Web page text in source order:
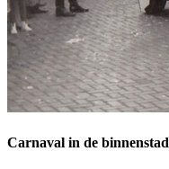
Carnaval in de binnenstad